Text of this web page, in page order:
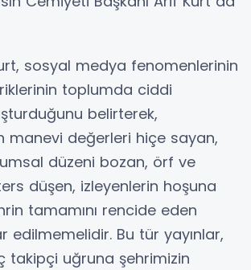
sosyal medya fenomenlerinin
toplumda ciddi
belirterek,
manevi değerleri hiçe sayan,
düzeni bozan, örf ve
düşen, izleyenlerin hoşuna
tamamını rencide eden
edilmemelidir. Bu tür yayınlar,
takipçi uğruna şehrimizin